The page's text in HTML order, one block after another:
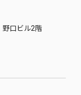
口ビル2階